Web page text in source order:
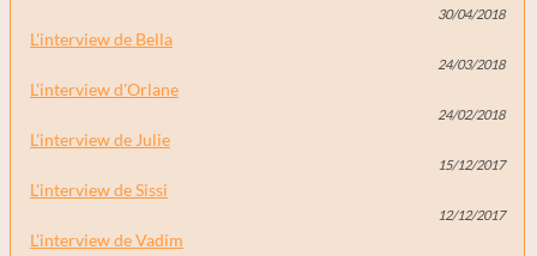
30/04/2018
L'interview de Bella
24/03/2018
L'interview d'Orlane
24/02/2018
L'interview de Julie
15/12/2017
L'interview de Sissi
12/12/2017
L'interview de Vadim